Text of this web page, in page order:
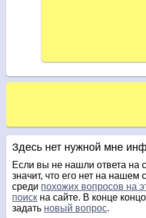
Здесь нет нужной мне
Если вы не нашли ответа на
значит, что его нет на нашем
среди похожих вопросов на
поиск на сайте. В конце
задать новый вопрос.